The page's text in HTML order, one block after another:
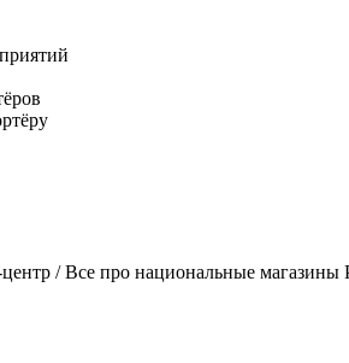
/Все про национальные